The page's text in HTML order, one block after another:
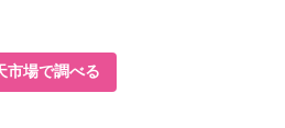
市場で調べる